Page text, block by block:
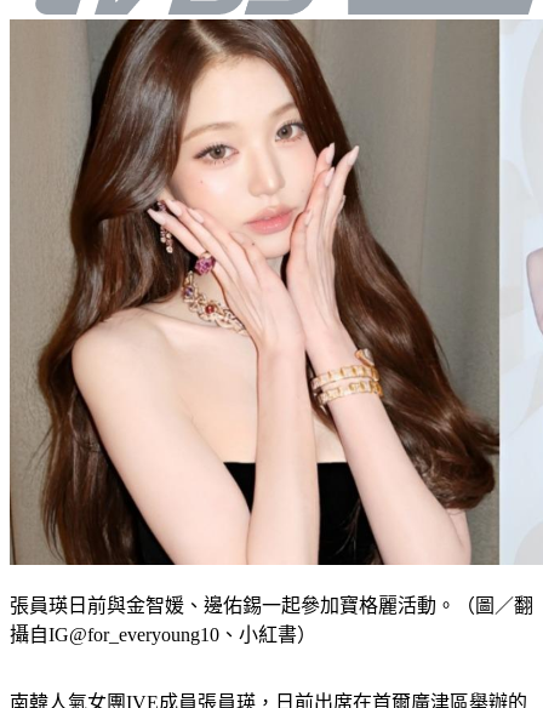
張員瑛日前與金智媛、邊佑錫一起參加寶格麗活動。（圖／翻
攝自IG@for_everyoung10、小紅書）
南韓人氣女團IVE成員張員瑛，日前出席在首爾廣津區舉辦的